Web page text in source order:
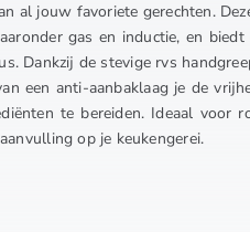
al jouw favoriete gerechten.
gas en inductie, en
Dankzij de stevige rvs
een anti-aanbaklaag je de
te bereiden. Ideaal voor
op je keukengerei.